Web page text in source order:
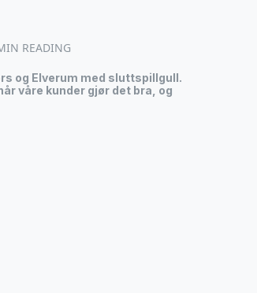
READING
og Elverum med sluttspillgull.
våre kunder gjør det bra, og